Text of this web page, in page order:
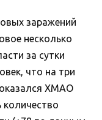
заражений
несколько
за сутки
что на три
ХМАО
количество